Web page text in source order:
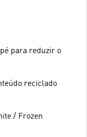
para reduzir o
reciclado
/ Frozen